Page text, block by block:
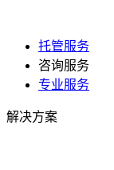
托管服务
咨询服务
专业服务
解决方案